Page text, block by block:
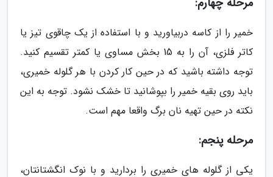
خمیر را از کاسه دربیاورید و با استفاده از یک چاقوی تیز یا
کاتر فلزی، آن را به 15 بخش مساوی یا کمتر تقسیم کنید.
توجه داشته باشید که در حین کار کردن با هر گلوله خمیری،
باید روی بقیه خمیر را بپوشانید تا خشک نشود. توجه به این
نکته در حین تهیه نان برگ واقعا مهم است.
مرحله پنجم:
یکی از گلوله های خمیری را بردارید و با نوک انگشتانتان،